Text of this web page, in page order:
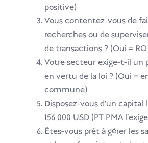
positive)
Vous contentez-vous de
recherches ou de
de transactions ? (Oui =
Votre secteur exige-t-il un
en vertu de la loi ? (Oui =
commune)
Disposez-vous d'un capital
156 000 USD (PT PMA
Êtes-vous prêt à gérer les